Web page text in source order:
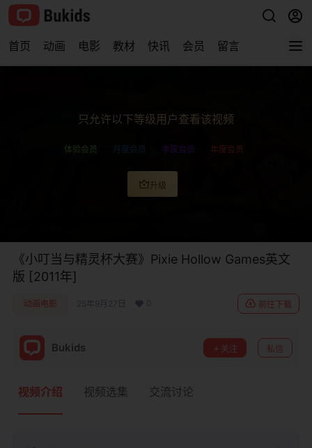
首页 动画 电影 教材 快讯 会员 留言
只允许以下等级用户查看该视频
体验会员 月度会员 季度会员 年度会员
升级
《小叮当与精灵杯大赛》Pixie Hollow Games英文
版 [2011年]
动画电影 25年9月27日 前往下载
Bukids 关注 私信
视频介绍 视频选集 交流讨论